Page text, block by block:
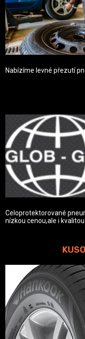
Nabízíme levné přezutí
Celoprotektorované
nízkou cenou,ale i